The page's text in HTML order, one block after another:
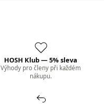
HOSH Klub — 5% sleva
Výhody pro členy při každém
nákupu.